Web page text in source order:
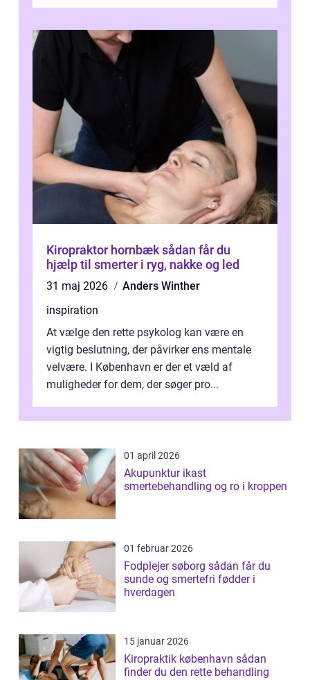
Kiropraktor hornbæk sådan får du
hjælp til smerter i ryg, nakke og led
31 maj 2026
Anders Winther
inspiration
At vælge den rette psykolog kan være en
vigtig beslutning, der påvirker ens mentale
velvære. I København er der et væld af
muligheder for dem, der søger pro...
01 april 2026
Akupunktur ikast
smertebehandling og ro i kroppen
01 februar 2026
Fodplejer søborg sådan får du
sunde og smertefri fødder i
hverdagen
15 januar 2026
Kiropraktik københavn sådan
finder du den rette behandling